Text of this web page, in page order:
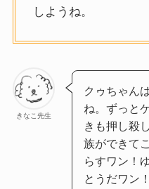
しようね。
きなこ先生
クゥちゃん
ね。ずっと
きも押し殺
族ができて
らすワン！
とうだワン！